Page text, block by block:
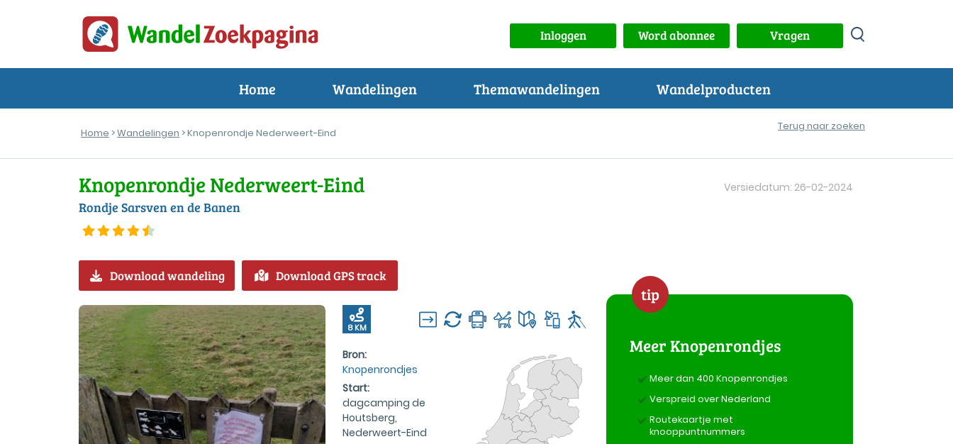
Inloggen Word abonnee Vragen
Home Wandelingen Themawandelingen Wandelproducten
Home >Wandelingen > Knopenrondje Nederweert-Eind
Terug naar zoeken
Knopenrondje Nederweert-Eind
Rondje Sarsven en de Banen
Versiedatum: 26-02-2024
Download wandeling Download GPS track
8 KM
Bron:
Knopenrondjes
Start:
dagcamping de
Houtsberg,
Nederweert-Eind
tip
Meer Knopenrondjes
Meer dan 400 Knopenrondjes
Verspreid over Nederland
Routekaartje met
knooppuntnummers